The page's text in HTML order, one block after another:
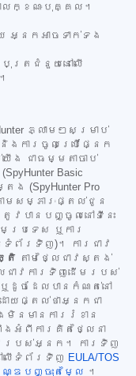
ក្ខណៈបុគ្គល។
អ្នកអាចទាក់ទង
បុត្រជំនួយនៅលើ
។
ភ្លាមៗសម្រាប់
ងការចូលប្រើផ្នែក
ើង ជាធម្មតាចាប់
Basic
ង (SpyHunter Pro
តាមសម្ភារៈផ្តល់ជូន
បានបញ្ចូលនៅទីនេះ
ប្រទេស ឬការ
រទិញ)។ ការជាវ
តិ តាមថ្លៃជាវស្តង់
េលជាវការទិញដើមរបស់
ដូចដែលបានកំណត់នៅ
យផ្តល់ថាអ្នកជា
នមានការរំខាន
អំពីការគិតថ្លៃនា
វរបស់អ្នក។ ការទិញ
លើទំព័រទិញ EULA/TOS
ឌបញ្ចុះតម្លៃ ។